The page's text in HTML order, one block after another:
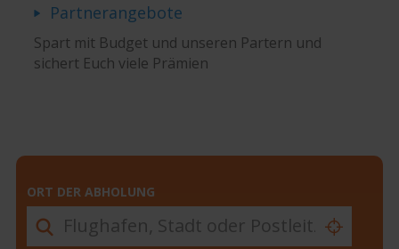
Partnerangebote
Spart mit Budget und unseren Partern und
sichert Euch viele Prämien
ORT DER ABHOLUNG